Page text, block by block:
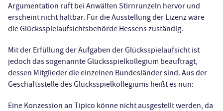
Argumentation ruft bei Anwälten Stirnrunzeln hervor und
erscheint nicht haltbar. Für die Ausstellung der Lizenz wäre
die Glücksspielaufsichtsbehörde Hessens zuständig.
Mit der Erfüllung der Aufgaben der Glücksspielaufsicht ist
jedoch das sogenannte Glücksspielkollegium beauftragt,
dessen Mitglieder die einzelnen Bundesländer sind. Aus der
Geschäftsstelle des Glücksspielkollegiums heißt es nun:
Eine Konzession an Tipico könne nicht ausgestellt werden, da